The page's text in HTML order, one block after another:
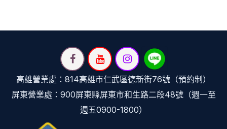
高雄營業處：814高雄市仁武區德新街76號（預約制）
屏東營業處：900屏東縣屏東市和生路二段48號（週一至
週五0900-1800）